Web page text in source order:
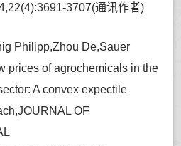
3707(通讯作者)
Philipp,Zhou De,Sauer
prices of agrochemicals in the
A convex expectile
OF